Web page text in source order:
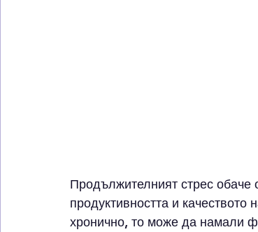
Продължителният стрес обаче
продуктивността и
хронично, то може да намали